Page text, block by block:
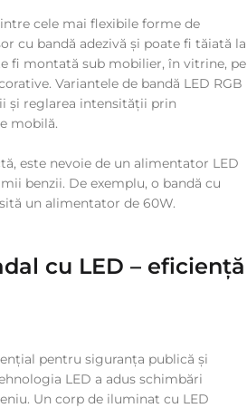
cele mai flexibile forme de
cu bandă adezivă și poate fi tăiată la
fi montată sub mobilier, în vitrine, pe
Variantele de bandă LED RGB
și reglarea intensității prin
mobilă.
este nevoie de un alimentator LED
benzii. De exemplu, o bandă cu
un alimentator de 60W.
cu LED – eficiență
pentru siguranța publică și
LED a adus schimbări
Un corp de iluminat cu LED